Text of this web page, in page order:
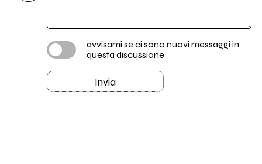
avvisami se ci sono nuovi messaggi in
questa discussione
Invia